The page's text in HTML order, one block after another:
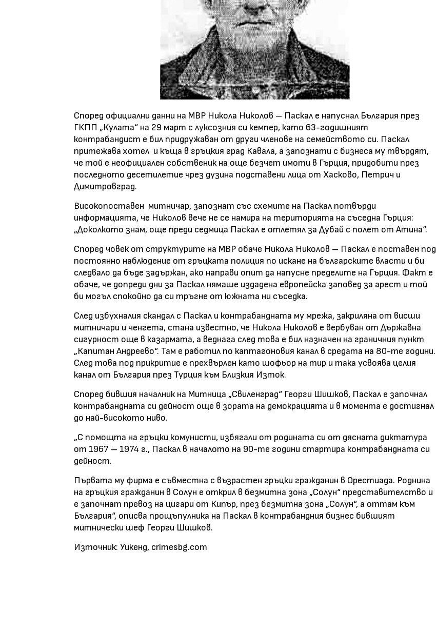
Според официални данни на МВР Никола Николов – Паскал е напуснал България през
ГКПП „Кулата“ на 29 март с луксозния си кемпер, като 63-годишният
контрабандист е бил придружаван от други членове на семейството си. Паскал
притежава хотел и къща в гръцкия град Кавала, а запознати с бизнеса му твърдят,
че той е неофициален собственик на още безчет имоти в Гърция, придобити през
последното десетилетие чрез дузина подставени лица от Хасково, Петрич и
Димитровград.
Високопоставен митничар, запознат със схемите на Паскал потвърди
информацията, че Николов вече не се намира на територията на съседна Гърция:
„Доколкото знам, още преди седмица Паскал е отлетял за Дубай с полет от Атина“.
Според човек от структурите на МВР обаче Никола Николов – Паскал е поставен под
постоянно наблюдение от гръцката полиция по искане на българските власти и би
следвало да бъде задържан, ако направи опит да напусне пределите на Гърция. Факт е
обаче, че допреди дни за Паскал нямаше издадена европейска заповед за арест и той
би могъл спокойно да си тръгне от южната ни съседка.
След избухналия скандал с Паскал и контрабандната му мрежа, закриляна от висши
митничари и ченгета, стана известно, че Никола Николов е вербуван от Държавна
сигурност още в казармата, а веднага след това е бил назначен на граничния пункт
„Капитан Андреево“. Там е работил по каптагоновия канал в средата на 80-те години.
След това под прикритие е прехвърлен като шофьор на тир и така усвоява целия
канал от България през Турция към Близкия Изток.
Според бившия началник на Митница „Свиленград“ Георги Шишков, Паскал е започнал
контрабандната си дейност още в зората на демокрацията и в момента е достигнал
до най-високото ниво.
„С помощта на гръцки комунисти, избягали от родината си от дясната диктатура
от 1967 – 1974 г., Паскал в началото на 90-те години стартира контрабандната си
дейност.
Първата му фирма е съвместна с възрастен гръцки гражданин в Орестиада. Роднина
на гръцкия гражданин в Солун е открил в безмитна зона „Солун“ представителство и
е започнат превоз на цигари от Кипър, през безмитна зона „Солун“, а оттам към
България“, описва прощъпулника на Паскал в контрабандния бизнес бившият
митнически шеф Георги Шишков.
Източник: Уикенд, crimesbg.com